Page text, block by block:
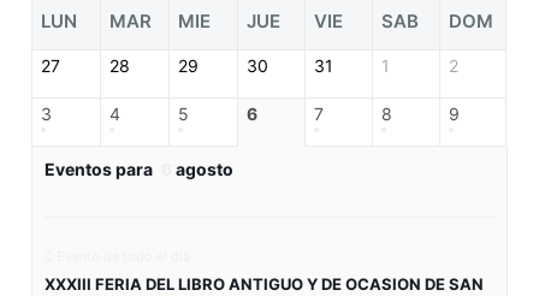
LUN MAR MIE JUE VIE SAB DOM
27 28 29 30 31 1 2
3 4 5 6 7 8 9
Eventos para agosto
XXXIII FERIA DEL LIBRO ANTIGUO Y DE OCASION DE SAN